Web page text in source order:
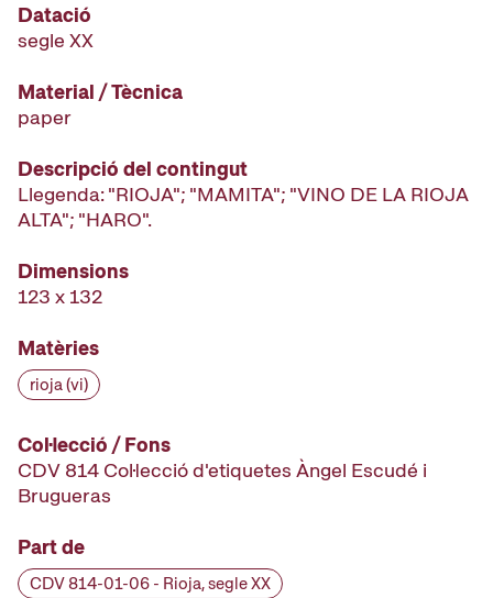
Datació
segle XX
Material / Tècnica
paper
Descripció del contingut
Llegenda: "RIOJA"; "MAMITA"; "VINO DE LA RIOJA
ALTA"; "HARO".
Dimensions
123 x 132
Matèries
rioja (vi)
Col·lecció / Fons
CDV 814 Col·lecció d'etiquetes Àngel Escudé i
Brugueras
Part de
CDV 814-01-06 - Rioja, segle XX